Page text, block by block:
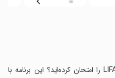
آیا تابه‌حال برنامه LIFA - Shifting App را امتحان کرده‌اید؟ این برنامه با